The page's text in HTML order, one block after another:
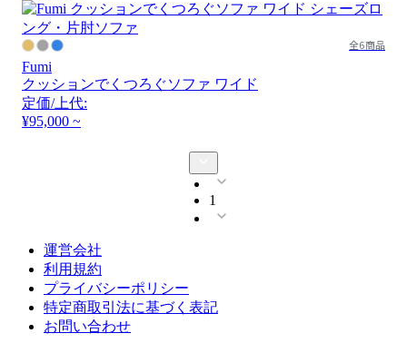
全6商品
Fumi
クッションでくつろぐソファ ワイド
定価/上代:
¥95,000 ~
1
運営会社
利用規約
プライバシーポリシー
特定商取引法に基づく表記
お問い合わせ